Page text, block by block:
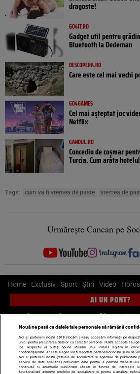
dragoste!
GO4IT.RO
Gadget util pentru
Bluetooth la Dedeman
DESCOPERA.RO
Care este cel mai vechi
GO4GAMES
Cel mai așteptat joc
Netflix
GANDUL.RO
Concediu de coșmar
Turcia. Cum arăta
Tags: cum va fi vremea de paste vremea de
Urmărește Cancan pe
Home Exclusiv Sport Știri Video
AI UN PONT?
Scrie-ne pe Whatsapp, sună la
pont@cancan.ro
Știri interne Știri externe
Ultimele stiri
Diete Insula Iubirii
Nouă ne pasă ca datele tale personale să rămână
Noi și partenerii noștri 1019stocăm și/sau accesăm informații pe
unici pentru prelucrarea datelor cu caracter personal. Puteți accepta sau
jos, respectiv vă puteți opune utilizării unui interes legitim în
confidențialitate. Aceste alegeri vor fi raportate partenerilor noștri și nu vă
Noi si partenerii nostri (retelele de socializare si agentiile de publicitate
servicii de date analitice) prelucram date pentru a permite website-
continutul si anunturile publicitare afisate in functie de interesele
functionalitati aferente retelelor de socializare si pentru a analiza